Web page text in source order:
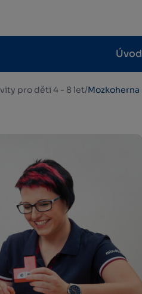
Úvod
pro děti 4 - 8 let/Mozkoherna